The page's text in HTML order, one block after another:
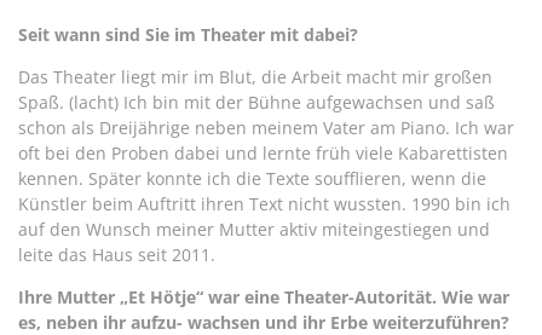
Seit wann sind Sie im Theater mit dabei?
Das Theater liegt mir im Blut, die Arbeit macht mir großen
Spaß. (lacht) Ich bin mit der Bühne aufgewachsen und saß
schon als Dreijährige neben meinem Vater am Piano. Ich war
oft bei den Proben dabei und lernte früh viele Kabarettisten
kennen. Später konnte ich die Texte soufflieren, wenn die
Künstler beim Auftritt ihren Text nicht wussten. 1990 bin ich
auf den Wunsch meiner Mutter aktiv miteingestiegen und
leite das Haus seit 2011.
Ihre Mutter „Et Hötje“ war eine Theater-Autorität. Wie war
es, neben ihr aufzu- wachsen und ihr Erbe weiterzuführen?